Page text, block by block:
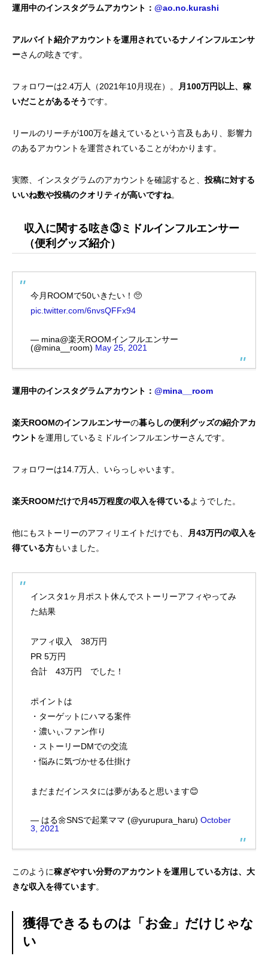
運用中のインスタグラムアカウント： @ao.no.kurashi
アルバイト紹介アカウントを運用されているナノインフルエンサ
ーさんの呟きです。
フォロワーは2.4万人（2021年10月現在）。
月100万円以上、稼
いだことがあるそう です。
リールのリーチが100万を越えているという言及もあり、影響力
のあるアカウントを運営されていることがわかります。
実際、インスタグラムのアカウントを確認すると、 投稿に対する
いいね数や投稿のクオリティが高いですね。
収入に関する呟き③ミドルインフルエンサー
（便利グッズ紹介）
今月ROOMで50いきたい！🥺
pic.twitter.com/6nvsQFFx94
— mina@楽天ROOMインフルエンサー
(@mina__room) May 25, 2021
運用中のインスタグラムアカウント： @mina__room
楽天ROOMのインフルエンサーの暮らしの便利グッズの紹介アカ
ウントを運用しているミドルインフルエンサーさんです。
フォロワーは14.7万人、いらっしゃいます。
楽天ROOMだけで月45万程度の収入を得ているようでした。
他にもストーリーのアフィリエイトだけでも、
月43万円の収入を
得ている方もいました。
インスタ1ヶ月ポスト休んでストーリーアフィやってみ
た結果
アフィ収入 38万円
PR 5万円
合計 43万円 でした！
ポイントは
・ターゲットにハマる案件
・濃いぃファン作り
・ストーリーDMでの交流
・悩みに気づかせる仕掛け
まだまだインスタには夢があると思います😊
— はる🌼SNSで起業ママ (@yurupura_haru) October
3, 2021
このように稼ぎやすい分野のアカウントを運用している方は、大
きな収入を得ています。
獲得できるものは「お金」だけじゃな
い